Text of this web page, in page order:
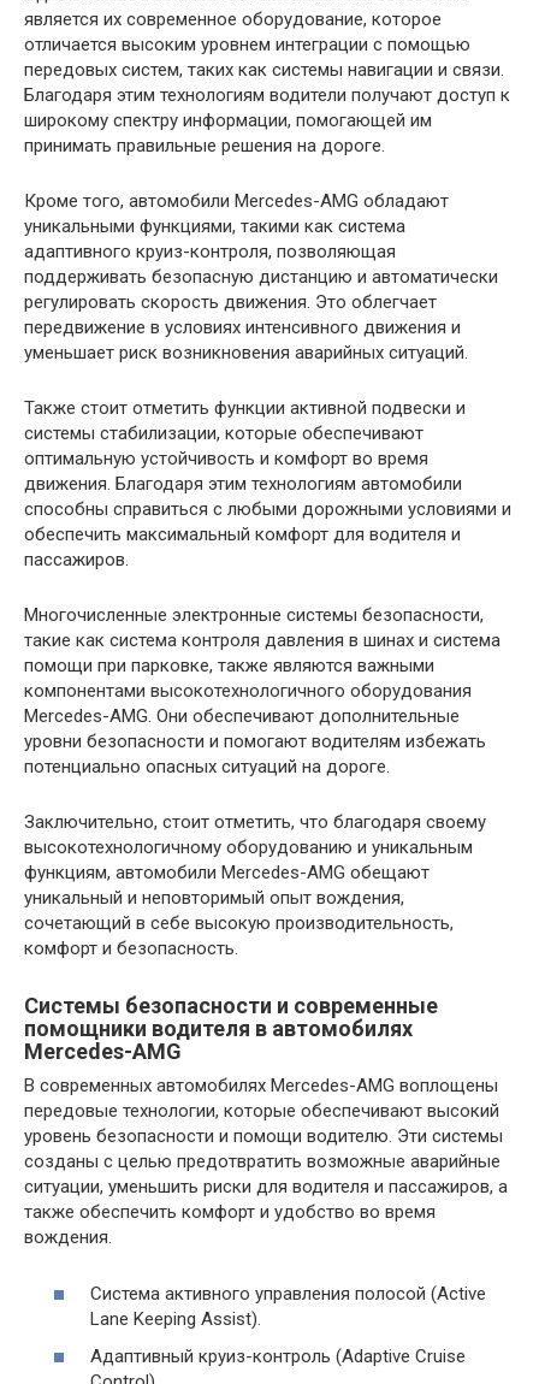
является их современное оборудование, которое
отличается высоким уровнем интеграции с помощью
передовых систем, таких как системы навигации и связи.
Благодаря этим технологиям водители получают доступ к
широкому спектру информации, помогающей им
принимать правильные решения на дороге.
Кроме того, автомобили Mercedes-AMG обладают
уникальными функциями, такими как система
адаптивного круиз-контроля, позволяющая
поддерживать безопасную дистанцию и автоматически
регулировать скорость движения. Это облегчает
передвижение в условиях интенсивного движения и
уменьшает риск возникновения аварийных ситуаций.
Также стоит отметить функции активной подвески и
системы стабилизации, которые обеспечивают
оптимальную устойчивость и комфорт во время
движения. Благодаря этим технологиям автомобили
способны справиться с любыми дорожными условиями и
обеспечить максимальный комфорт для водителя и
пассажиров.
Многочисленные электронные системы безопасности,
такие как система контроля давления в шинах и система
помощи при парковке, также являются важными
компонентами высокотехнологичного оборудования
Mercedes-AMG. Они обеспечивают дополнительные
уровни безопасности и помогают водителям избежать
потенциально опасных ситуаций на дороге.
Заключительно, стоит отметить, что благодаря своему
высокотехнологичному оборудованию и уникальным
функциям, автомобили Mercedes-AMG обещают
уникальный и неповторимый опыт вождения,
сочетающий в себе высокую производительность,
комфорт и безопасность.
Системы безопасности и современные
помощники водителя в автомобилях
Mercedes-AMG
В современных автомобилях Mercedes-AMG воплощены
передовые технологии, которые обеспечивают высокий
уровень безопасности и помощи водителю. Эти системы
созданы с целью предотвратить возможные аварийные
ситуации, уменьшить риски для водителя и пассажиров, а
также обеспечить комфорт и удобство во время
вождения.
Система активного управления полосой (Active
Lane Keeping Assist).
Адаптивный круиз-контроль (Adaptive Cruise